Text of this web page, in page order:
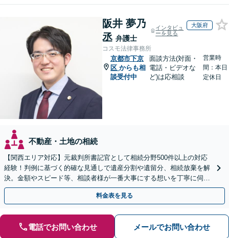
阪井 夢乃
丞 弁護士
インタビュ
ーを見る
大阪府
コスモ法律事務所
京都市下京
区 からも相
談受付中
面談方法(対面・
電話・ビデオな
ど)は応相談
営業時
間：本日
定休日
不動産・土地の相続
【関西エリア対応】元裁判所書記官として相続分野500件以上の対応
経験！判例に基づく的確な見通しで遺産分割や遺留分、相続放棄を解
決。金額やスピード等、相談者様が一番大事にする想いを丁寧に伺い
最善の解決策を提案【WEB面談可】
料金表を見る
電話でお問い合わせ メールでお問い合わせ